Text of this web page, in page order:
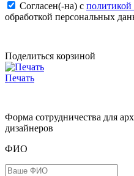
Согласен(-на) c политикой
обработкой персональных
Поделиться корзиной
Печать
Форма сотрудничества для
дизайнеров
ФИО